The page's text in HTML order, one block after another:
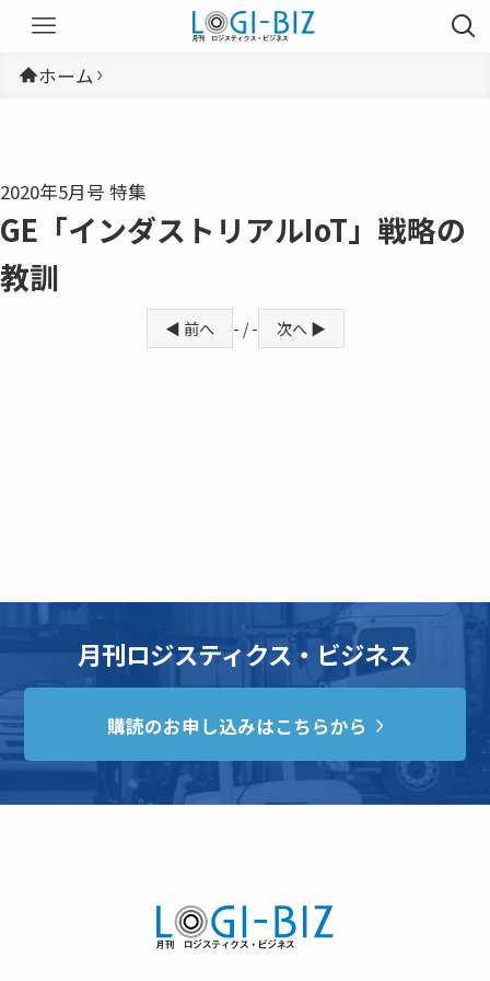
ホーム
2020年5月号 特集
GE「インダストリアルIoT」戦略の
教訓
◀ 前へ - / - 次へ ▶
月刊ロジスティクス・ビジネス
購読のお申し込みはこちらから